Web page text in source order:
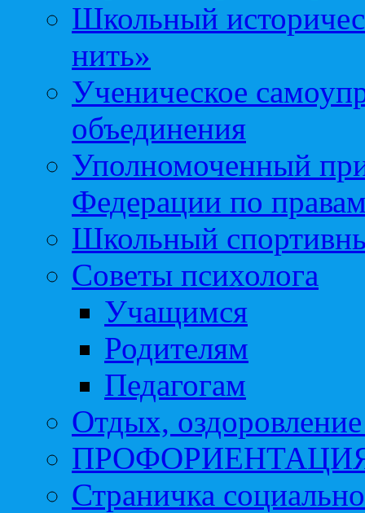
Школьный
нить»
Ученическое
объединения
Уполномоченный
Федерации по
Школьный
Советы психолога
Учащимся
Родителям
Педагогам
Отдых, оздоровление
Страничка